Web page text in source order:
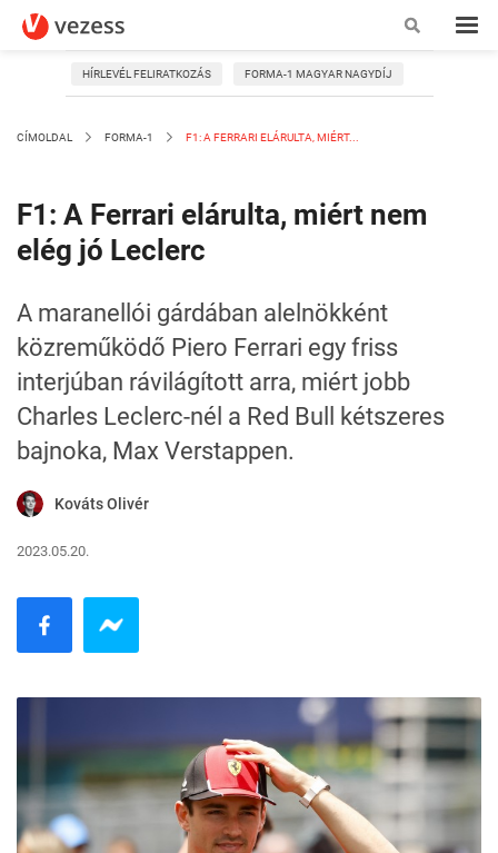
HÍRLEVÉL FELIRATKOZÁS FORMA-1 MAGYAR NAGYDÍJ
CÍMOLDAL FORMA-1 F1: A FERRARI ELÁRULTA, MIÉRT...
F1: A Ferrari elárulta, miért nem
elég jó Leclerc
A maranellói gárdában alelnökként
közreműködő Piero Ferrari egy friss
interjúban rávilágított arra, miért jobb
Charles Leclerc-nél a Red Bull kétszeres
bajnoka, Max Verstappen.
Kováts Olivér
2023.05.20.